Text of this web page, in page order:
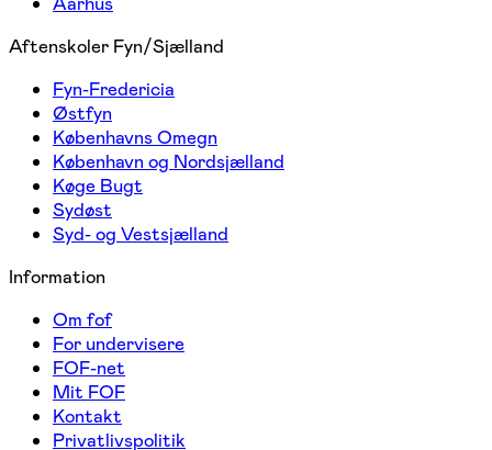
Aftenskoler Fyn/Sjælland
Fyn-Fredericia
Østfyn
Københavns Omegn
København og Nordsjælland
Køge Bugt
Sydøst
Syd- og Vestsjælland
Information
Om fof
For undervisere
FOF-net
Mit FOF
Kontakt
Privatlivspolitik